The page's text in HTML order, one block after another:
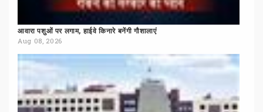
आवारा पशुओं पर लगाम, हाईवे किनारे बनेंगी गौशालाएं
Aug 08, 2026